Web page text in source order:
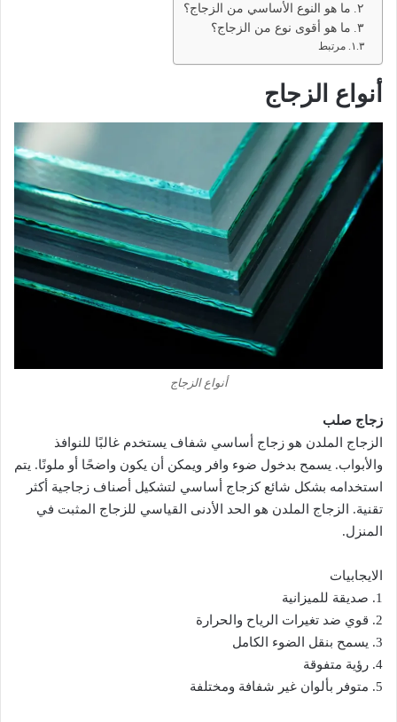
ما هو النوع الأساسي من الزجاج؟
ما هو أقوى نوع من الزجاج؟
مرتبط
أنواع الزجاج
أنواع الزجاج
زجاج صلب
الزجاج الملدن هو زجاج أساسي شفاف يستخدم غالبًا للنوافذ
والأبواب. يسمح بدخول ضوء وافر ويمكن أن يكون واضحًا أو ملونًا. يتم
استخدامه بشكل شائع كزجاج أساسي لتشكيل أصناف زجاجية أكثر
تقنية. الزجاج الملدن هو الحد الأدنى القياسي للزجاج المثبت في
المنزل.
الايجابيات
1. صديقة للميزانية
2. قوي ضد تغيرات الرياح والحرارة
3. يسمح بنقل الضوء الكامل
4. رؤية متفوقة
5. متوفر بألوان غير شفافة ومختلفة